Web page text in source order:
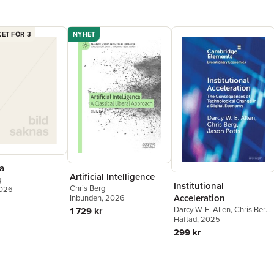
-
"Ett
korsning
- Lars
"Språket
Inslag av
- Veit
"Med sitt
story
- Leffe
"Ett
-
FÖR 3 NYHET
Artificial Intelligence
Chris Berg
Inbunden, 2026
1 729 kr
Institutional
Acceleration
Darcy W. E. Allen,Chris Berg,
Jason Potts
Häftad, 2025
299 kr